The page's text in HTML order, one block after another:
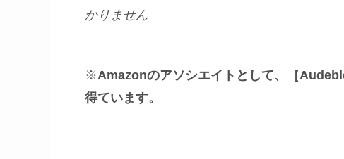
かりません
※Amazonのアソシエイトとして、［
得ています。